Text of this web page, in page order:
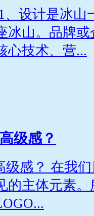
设计是冰山
冰山。品牌
心技术、营...
级感？
级感？ 在我
的主体元素